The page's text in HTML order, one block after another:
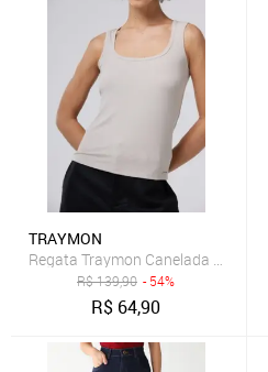
TRAYMON
Regata Traymon Canelada Gelo
R$139,90 - 54%
R$ 64,90